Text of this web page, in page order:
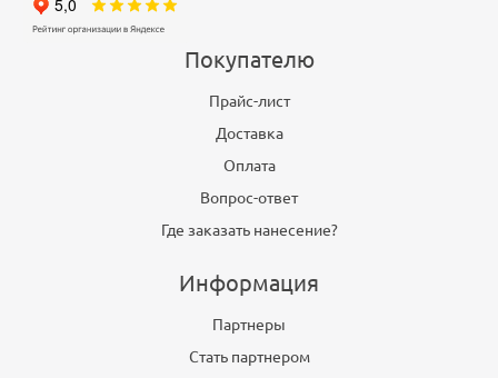
Покупателю
Прайс-лист
Доставка
Оплата
Вопрос-ответ
Где заказать нанесение?
Информация
Партнеры
Стать партнером